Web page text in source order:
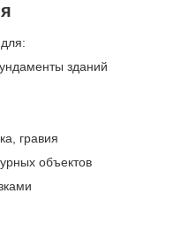
зданий
гравия
объектов